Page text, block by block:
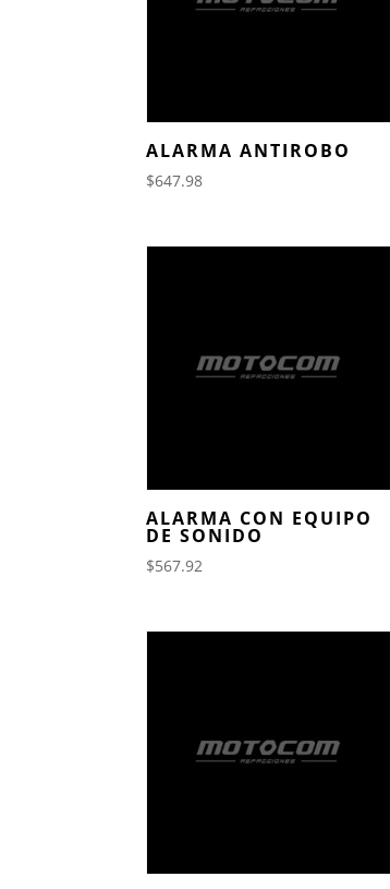
ALARMA ANTIROBO
$647.98
ALARMA CON EQUIPO
DE SONIDO
$567.92